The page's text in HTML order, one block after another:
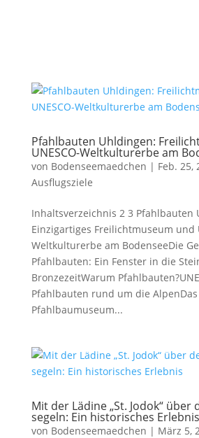
Pfahlbauten Uhldingen:
UNESCO-Weltkulturerbe am
von Bodenseemaedchen | Feb. 25,
Ausflugsziele
Inhaltsverzeichnis 2 3 Pfahlbauten
Einzigartiges Freilichtmuseum und
Weltkulturerbe am BodenseeDie
Pfahlbauten: Ein Fenster in die
BronzezeitWarum
Pfahlbauten rund um die AlpenDas
Pfahlbaumuseum...
Mit der Lädine „St. Jodok“ über
segeln: Ein historisches Erlebnis
von Bodenseemaedchen | März 5,